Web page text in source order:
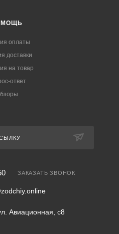
оплаты
доставки
на товар
ответ
ЗАКАЗАТЬ ЗВОНОК
Авиационная, с8